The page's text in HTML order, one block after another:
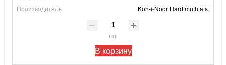
Производитель Koh-i-Noor Hardtmuth a.s.
шт
В корзину